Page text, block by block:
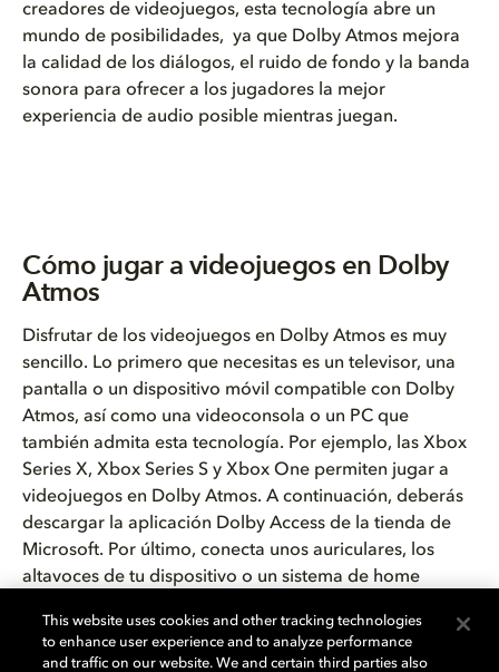
creadores de videojuegos, esta tecnología abre un
mundo de posibilidades, ya que Dolby Atmos mejora
la calidad de los diálogos, el ruido de fondo y la banda
sonora para ofrecer a los jugadores la mejor
experiencia de audio posible mientras juegan.
Cómo jugar a videojuegos en Dolby
Atmos
Disfrutar de los videojuegos en Dolby Atmos es muy
sencillo. Lo primero que necesitas es un televisor, una
pantalla o un dispositivo móvil compatible con Dolby
Atmos, así como una videoconsola o un PC que
también admita esta tecnología. Por ejemplo, las Xbox
Series X, Xbox Series S y Xbox One permiten jugar a
videojuegos en Dolby Atmos. A continuación, deberás
descargar la aplicación Dolby Access de la tienda de
Microsoft. Por último, conecta unos auriculares, los
altavoces de tu dispositivo o un sistema de home
en un entorno de audio espacial diseñado para que tú
seas el centro de todo. Recuerda que todos estos
This website uses cookies and other tracking technologies
to enhance user experience and to analyze performance
and traffic on our website. We and certain third parties also